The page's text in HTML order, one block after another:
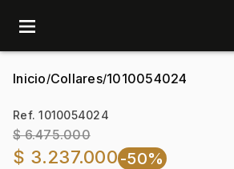
menu
Inicio/Collares/1010054024
Ref. 1010054024
$ 6.475.000
$ 3.237.000 -50%